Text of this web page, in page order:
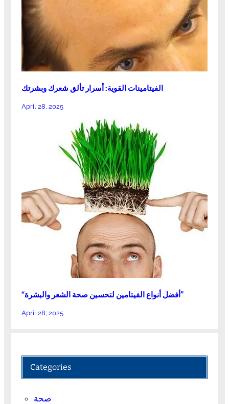
الفيتامينات القوية: أسرار تألق شعرك وبشرتك
April 28, 2025
“أفضل أنواع الفيتامين لتحسين صحة الشعر والبشرة”
April 28, 2025
Categories
صحة